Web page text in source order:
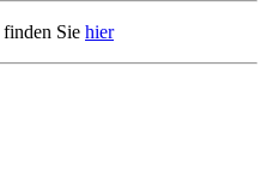
finden Sie hier